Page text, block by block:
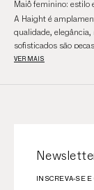
Maiô feminino: estilo
A Haight é
qualidade,
sofisticados são
durante os dias de
opções com proteção
sofisticação e
estar e se adaptam
VER MAIS
INSCREVA-SE